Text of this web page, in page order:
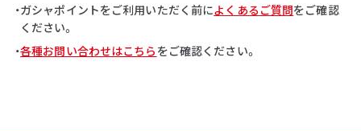
・ガシャポイントをご利用いただく前によくあるご質問をご確認
ください。
・各種お問い合わせはこちら をご確認ください。